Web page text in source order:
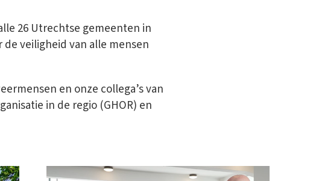
26 Utrechtse gemeenten in
veiligheid van alle mensen
en onze collega’s van
in de regio (GHOR) en